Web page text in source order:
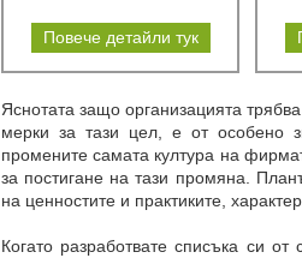
Повече детайли тук
Яснотата защо организацията
мерки за тази цел, е от особено
промените самата култура на
за постигане на тази промяна.
на ценностите и практиките,
Когато разработвате списъка си